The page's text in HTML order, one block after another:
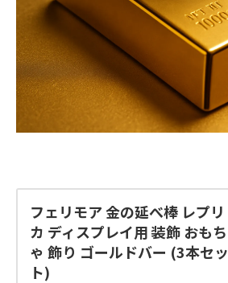
フェリモア 金の延べ棒 レプリ
カ ディスプレイ用 装飾 おもち
ゃ 飾り ゴールドバー (3本セッ
ト)